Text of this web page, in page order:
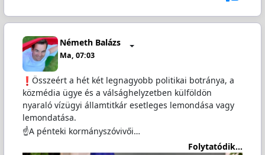
Németh Balázs
Ma, 07:03
️Összeért a hét két legnagyobb politikai botránya, a
közmédia ügye és a válsághelyzetben külföldön
nyaraló vízügyi államtitkár esetleges lemondása vagy
lemondatása.
☝️A pénteki kormányszóvivői…
Folytatódik...